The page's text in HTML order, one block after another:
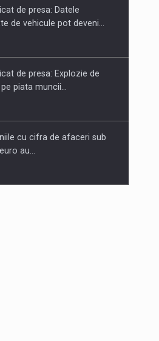
Piatra Craiului 2026,
de presa: Datele
de vehicule pot deveni…
de presa: Explozie de
piata muncii…
cu cifra de afaceri sub
au…